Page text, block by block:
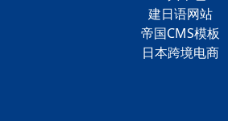
建日语网站
帝国CMS模板
日本跨境电商